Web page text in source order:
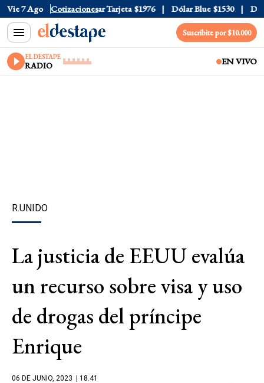
Vie 7 Ago Cotizaciones
Oficial $1520 Dólar Tarjeta $1976 Dólar Blue $1530 Dólar
Suscribite por $10.000
EL DESTAPE
RADIO EN VIVO
R.UNIDO
La justicia de EEUU evalúa
un recurso sobre visa y uso
de drogas del príncipe
Enrique
06 DE JUNIO, 2023 | 18.41